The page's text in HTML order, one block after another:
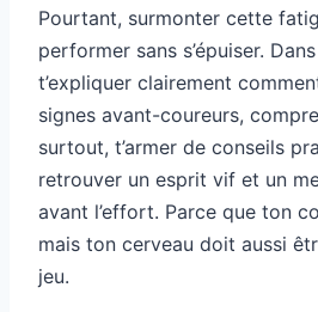
Pourtant, surmonter cette
performer sans s’épuiser.
t’expliquer clairement
signes avant-coureurs,
surtout, t’armer de conseils
retrouver un esprit vif et un
avant l’effort. Parce que ton
mais ton cerveau doit aussi
jeu.